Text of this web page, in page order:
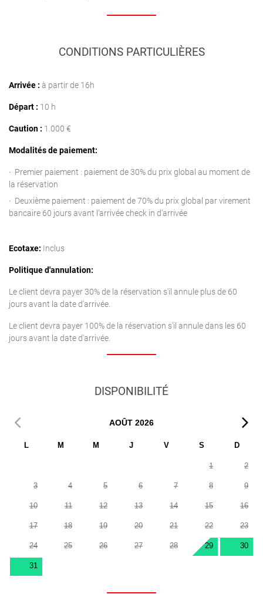
CONDITIONS PARTICULIÈRES
Arrivée : à partir de 16h
Départ : 10 h
Caution : 1.000 €
Modalités de paiement:
Premier paiement : paiement de 30% du prix global au moment de
la réservation
Deuxième paiement : paiement de 70% du prix global par virement
bancaire 60 jours avant l’arrivée check in d'arrivée
Ecotaxe: Inclus
Politique d'annulation:
Le client devra payer 30% de la réservation s'il annule plus de 60
jours avant la date d'arrivée.
Le client devra payer 100% de la réservation s'il annule dans les 60
jours avant la date d'arrivée.
DISPONIBILITÉ
AOÛT 2026
L M M J V S D
1 2
3 4 5 6 7 8 9
10 11 12 13 14 15 16
17 18 19 20 21 22 23
24 25 26 27 28 29 30
31